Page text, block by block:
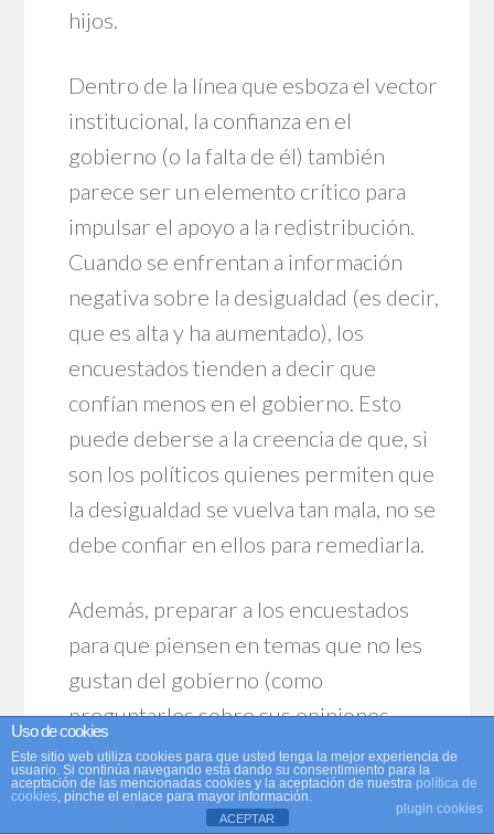
hijos.
Dentro de la línea que esboza el vector
institucional, la confianza en el
gobierno (o la falta de él) también
parece ser un elemento crítico para
impulsar el apoyo a la redistribución.
Cuando se enfrentan a información
negativa sobre la desigualdad (es decir,
que es alta y ha aumentado), los
encuestados tienden a decir que
confían menos en el gobierno. Esto
puede deberse a la creencia de que, si
son los políticos quienes permiten que
la desigualdad se vuelva tan mala, no se
debe confiar en ellos para remediarla.
Además, preparar a los encuestados
para que piensen en temas que no les
gustan del gobierno (como
preguntarles sobre sus opiniones
sobre las prácticas delobbying, o sobre
un posible rescate financiero deWall
) reduce su confianza en el
Uso de cookies
Este sitio web utiliza cookies para que usted tenga la mejor experiencia de
usuario. Si continúa navegando está dando su consentimiento para la
aceptación de las mencionadas cookies y la aceptación de nuestra política de
cookies, pinche el enlace para mayor información.
plugin cookies
ACEPTAR